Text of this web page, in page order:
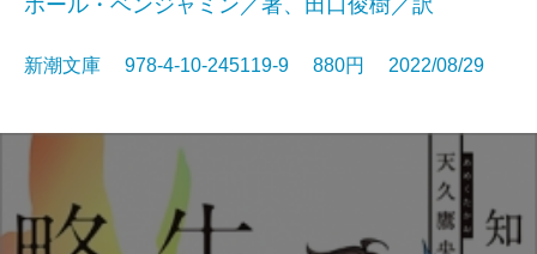
ポール・ベンジャミン／著、田口俊樹／訳
新潮文庫 978-4-10-245119-9 880円 2022/08/29